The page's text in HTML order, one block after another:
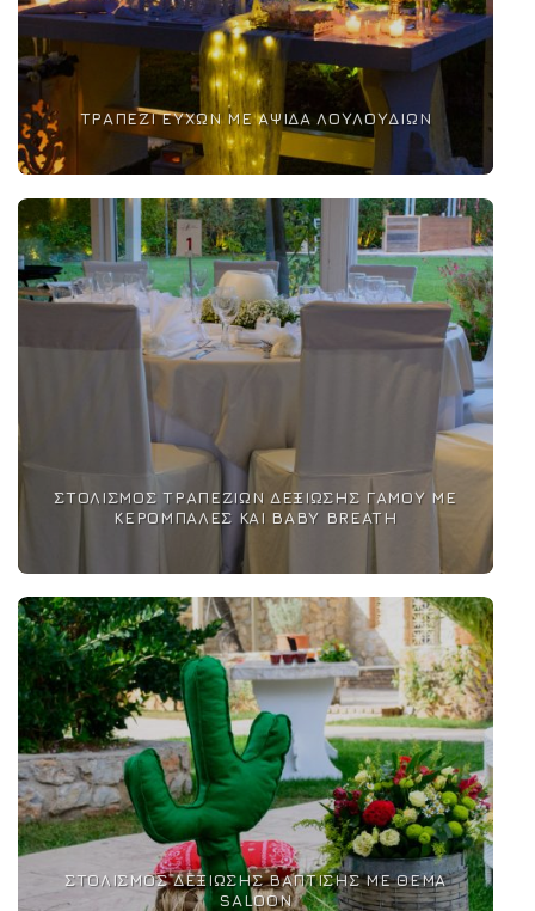
ΤΡΑΠΈΖΙ ΕΥΧΏΝ ΜΕ ΑΨΊΔΑ ΛΟΥΛΟΥΔΙΏΝ
ΣΤΟΛΙΣΜΌΣ ΤΡΑΠΕΖΙΏΝ ΔΕΞΊΩΣΗΣ ΓΆΜΟΥ ΜΕ
ΚΕΡΌΜΠΑΛΕΣ ΚΑΙ BABY BREATH
ΣΤΟΛΙΣΜΌΣ ΔΕΞΊΩΣΗΣ ΒΆΠΤΙΣΗΣ ΜΕ ΘΈΜΑ
SALOON